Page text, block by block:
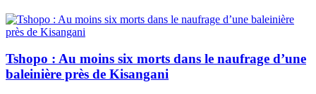
Tshopo : Au moins six morts dans le naufrage d’une
baleinière près de Kisangani